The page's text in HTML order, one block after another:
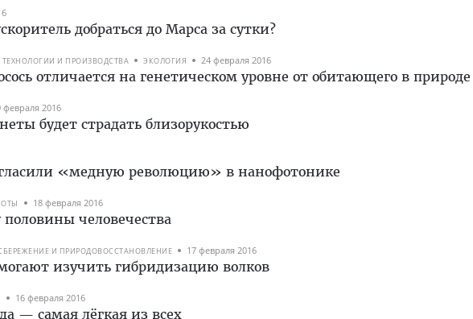
добраться до Марса за сутки?
И ПРОИЗВОДСТВА ЭКОЛОГИЯ 24 февраля 2016
отличается на генетическом уровне от обитающего в природе
февраля 2016
будет страдать близорукостью
«медную революцию» в нанофотонике
18 февраля 2016
человечества
И ПРИРОДОВОССТАНОВЛЕНИЕ 17 февраля 2016
изучить гибридизацию волков
16 февраля 2016
— самая лёгкая из всех